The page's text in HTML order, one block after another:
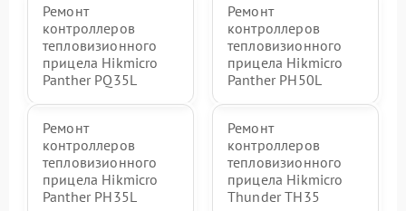
Ремонт
контроллеров
тепловизионного
прицела Hikmicro
Panther PQ35L
Ремонт
контроллеров
тепловизионного
прицела Hikmicro
Panther PH50L
Ремонт
контроллеров
тепловизионного
прицела Hikmicro
Panther PH35L
Ремонт
контроллеров
тепловизионного
прицела Hikmicro
Thunder TH35